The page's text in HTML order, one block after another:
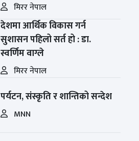
मिरर नेपाल
देशमा आर्थिक विकास गर्न
सुशासन पहिलो सर्त हो : डा.
स्वर्णिम वाग्ले
मिरर नेपाल
पर्यटन, संस्कृति र शान्तिको सन्देश
MNN